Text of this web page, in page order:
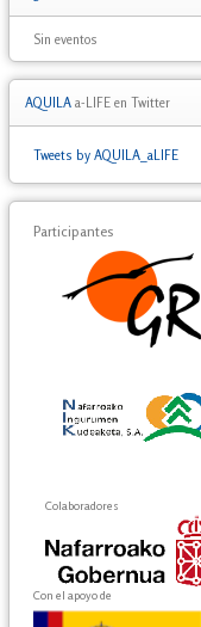
Sin eventos
AQUILA a-LIFE en Twitter
Tweets by AQUILA_aLIFE
Participantes
Colaboradores
Con el apoyo de